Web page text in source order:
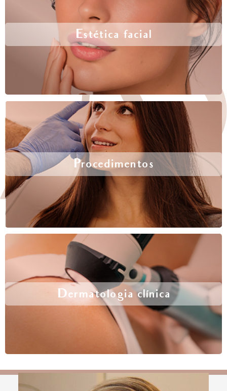
Estética facial
Procedimentos
Dermatologia clínica